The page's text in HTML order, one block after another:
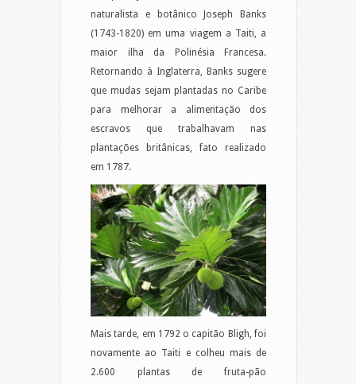
naturalista e botânico Joseph Banks
(1743-1820) em uma viagem a Taiti, a
maior ilha da Polinésia Francesa.
Retornando à Inglaterra, Banks sugere
que mudas sejam plantadas no Caribe
para melhorar a alimentação dos
escravos que trabalhavam nas
plantações britânicas, fato realizado
em 1787.
Mais tarde, em 1792 o capitão Bligh, foi
novamente ao Taiti e colheu mais de
2.600 plantas de fruta-pão